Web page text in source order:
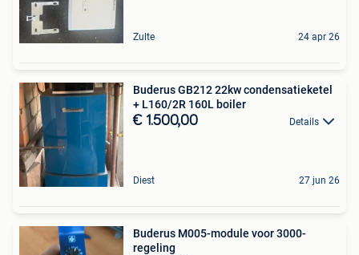
Zulte 24 apr 26
Buderus GB212 22kw condensatieketel
+ L160/2R 160L boiler
€ 1.500,00 Details
Diest 27 jun 26
Buderus M005-module voor 3000-
regeling